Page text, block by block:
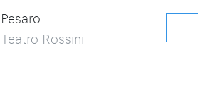
Pesaro
Teatro Rossini